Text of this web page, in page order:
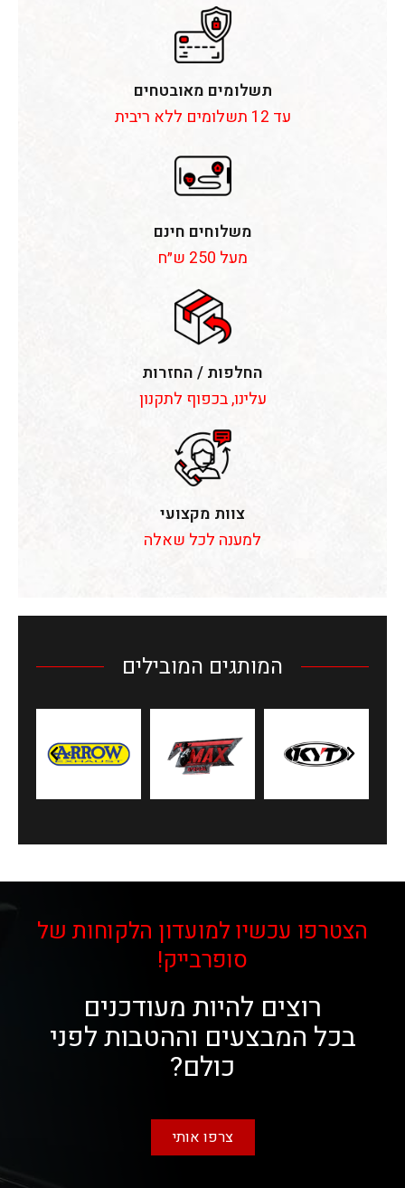
תשלומים מאובטחים
עד 12 תשלומים ללא ריבית
משלוחים חינם
מעל 250 ש״ח
החלפות / החזרות
עלינו, בכפוף לתקנון
צוות מקצועי
למענה לכל שאלה
המותגים המובילים
הצטרפו עכשיו למועדון הלקוחות של
סופרבייק!
רוצים להיות מעודכנים
בכל המבצעים וההטבות לפני
כולם?
צרפו אותי